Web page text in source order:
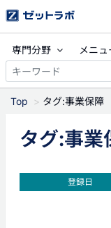
専門分野 メニュ
Top タグ:事業保障
タグ:事業
登録日